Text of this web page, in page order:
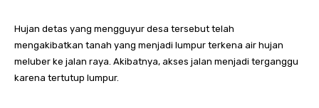
Hujan detas yang mengguyur desa tersebut telah
mengakibatkan tanah yang menjadi lumpur terkena air hujan
meluber ke jalan raya. Akibatnya, akses jalan menjadi terganggu
karena tertutup lumpur.